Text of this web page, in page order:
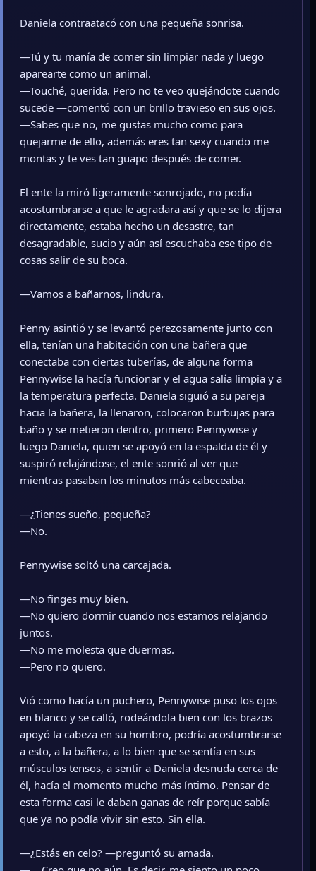
Daniela contraatacó con una pequeña sonrisa.
—Tú y tu manía de comer sin limpiar nada y luego
aparearte como un animal.
—Touché, querida. Pero no te veo quejándote cuando
sucede —comentó con un brillo travieso en sus ojos.
—Sabes que no, me gustas mucho como para
quejarme de ello, además eres tan sexy cuando me
montas y te ves tan guapo después de comer.
El ente la miró ligeramente sonrojado, no podía
acostumbrarse a que le agradara así y que se lo dijera
directamente, estaba hecho un desastre, tan
desagradable, sucio y aún así escuchaba ese tipo de
cosas salir de su boca.
—Vamos a bañarnos, lindura.
Penny asintió y se levantó perezosamente junto con
ella, tenían una habitación con una bañera que
conectaba con ciertas tuberías, de alguna forma
Pennywise la hacía funcionar y el agua salía limpia y a
la temperatura perfecta. Daniela siguió a su pareja
hacia la bañera, la llenaron, colocaron burbujas para
baño y se metieron dentro, primero Pennywise y
luego Daniela, quien se apoyó en la espalda de él y
suspiró relajándose, el ente sonrió al ver que
mientras pasaban los minutos más cabeceaba.
—¿Tienes sueño, pequeña?
—No.
Pennywise soltó una carcajada.
—No finges muy bien.
—No quiero dormir cuando nos estamos relajando
juntos.
—No me molesta que duermas.
—Pero no quiero.
Vió como hacía un puchero, Pennywise puso los ojos
en blanco y se calló, rodeándola bien con los brazos
apoyó la cabeza en su hombro, podría acostumbrarse
a esto, a la bañera, a lo bien que se sentía en sus
músculos tensos, a sentir a Daniela desnuda cerca de
él, hacía el momento mucho más íntimo. Pensar de
esta forma casi le daban ganas de reír porque sabía
que ya no podía vivir sin esto. Sin ella.
—¿Estás en celo? —preguntó su amada.